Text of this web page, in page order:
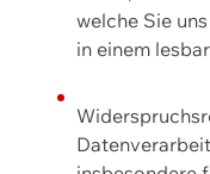
welche Sie
in einem